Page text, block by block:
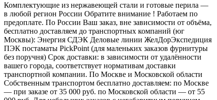
Комплектующие из нержавеющей стали и готовые перила —
в любой регион России Обратите внимание ! Работаем по
предоплате. По России Ваш заказ, вне зависимости от объёма,
бесплатно доставляем до транспортных компаний (юг
Москвы): Энергия СДЭК Деловые линии ЖелДорЭкспедиция
ПЭК постаматы PickPoint (для маленьких заказов фурнитуры
без поручня) Срок доставки: в зависимости от удалённости
вашего города, соответствует нормативам доставки
транспортной компании. По Москве и Московской области
Собственным транспортом бесплатно доставляем: по Москве
— при заказе от 35 000 руб. по Московской области — от 55